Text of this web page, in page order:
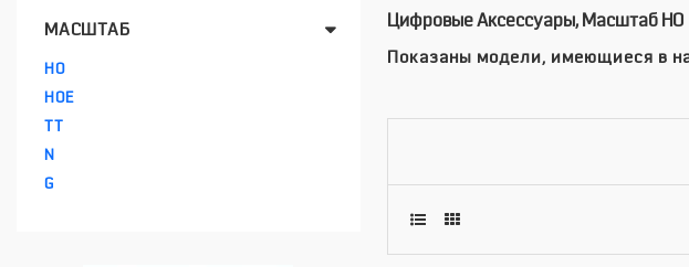
МАСШТАБ
HO
HOE
TT
N
G
Цифровые Аксессуары, Масштаб HO
Показаны модели, имеющиеся в